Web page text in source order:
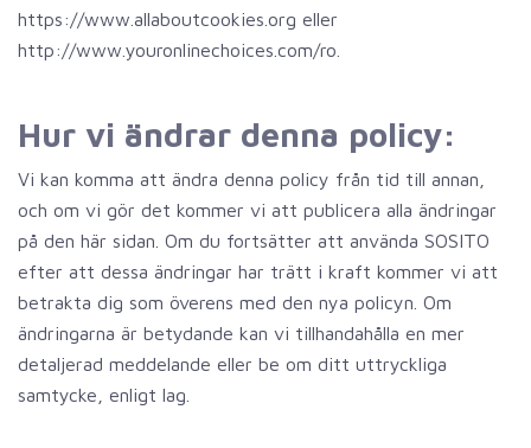
https://www.allaboutcookies.org eller
http://www.youronlinechoices.com/ro.
Hur vi ändrar denna policy:
Vi kan komma att ändra denna policy från tid till annan,
och om vi gör det kommer vi att publicera alla ändringar
på den här sidan. Om du fortsätter att använda SOSITO
efter att dessa ändringar har trätt i kraft kommer vi att
betrakta dig som överens med den nya policyn. Om
ändringarna är betydande kan vi tillhandahålla en mer
detaljerad meddelande eller be om ditt uttryckliga
samtycke, enligt lag.